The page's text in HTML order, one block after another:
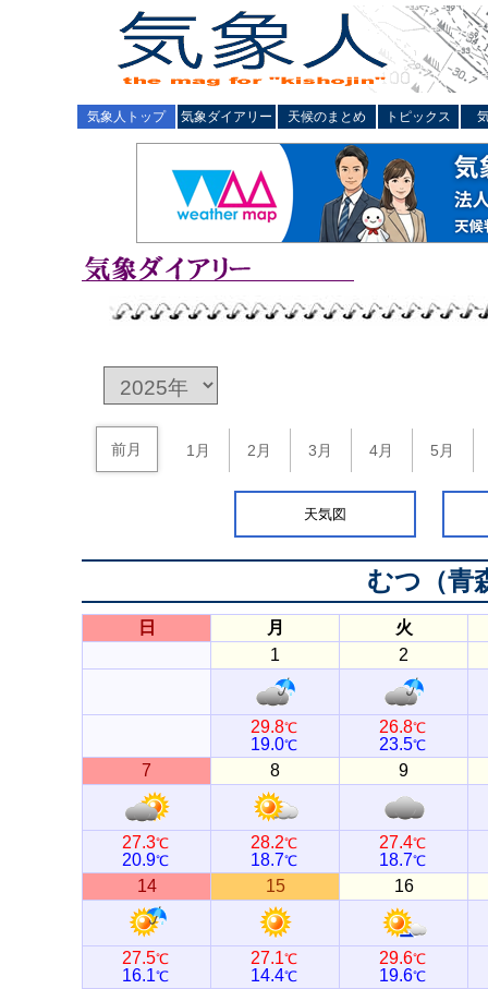
気象人トップ 気象ダイアリー 天候のまとめ トピックス
前月 1月 2月 3月 4月 5月
天気図
むつ（青
日 月
火
1
2
29.8℃
19.0℃
26.8℃
23.5℃
7 8 9
27.3℃
20.9℃
28.2℃
18.7℃
27.4℃
18.7℃
14 15 16
27.5℃
16.1℃
27.1℃
14.4℃
29.6℃
19.6℃